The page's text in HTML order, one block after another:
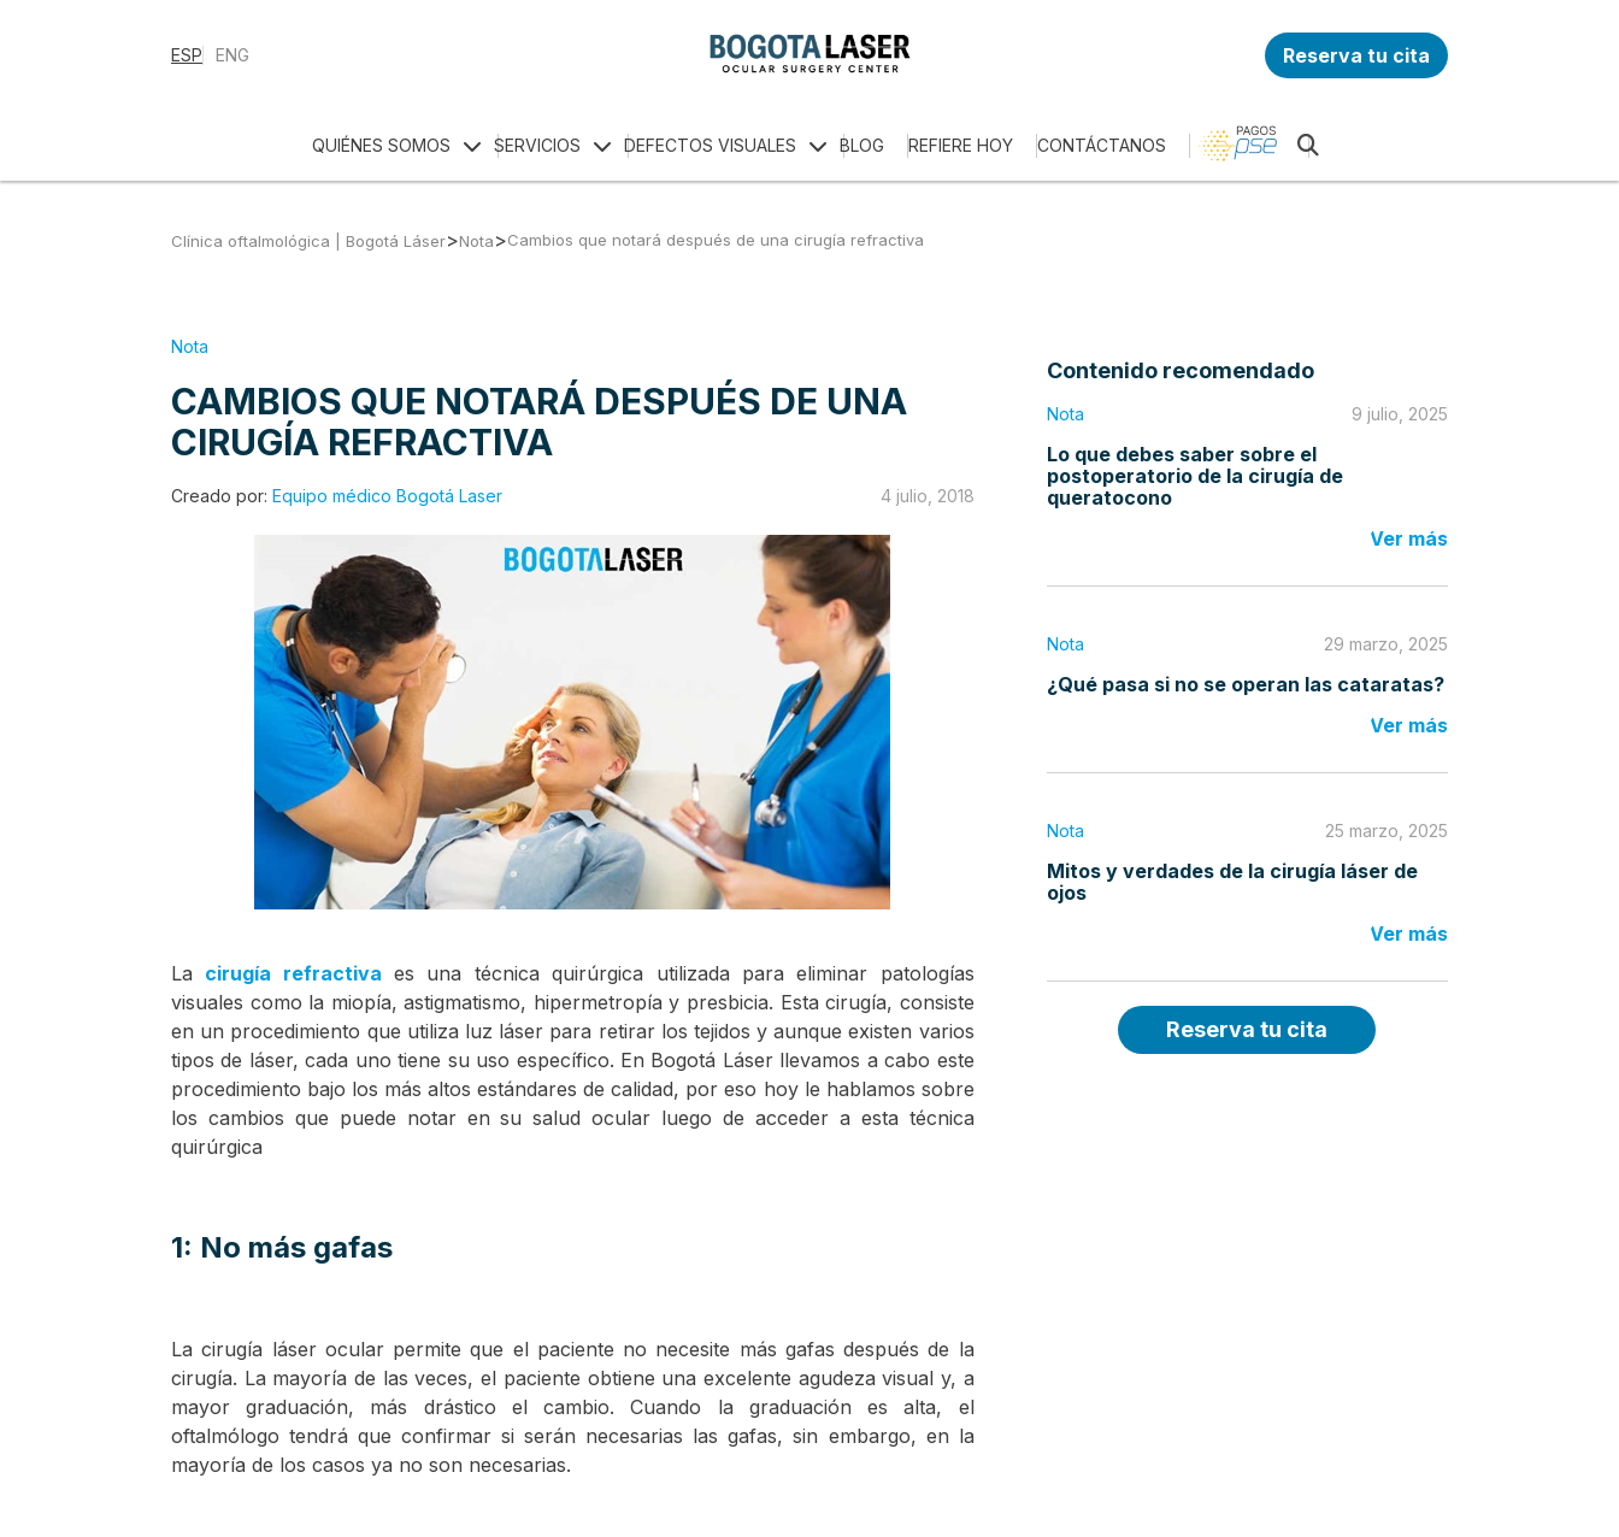
ESP ENG Reserva tu cita
QUIÉNES SOMOS SERVICIOS DEFECTOS VISUALES BLOG REFIERE HOY CONTÁCTANOS
Clínica oftalmológica | Bogotá Láser>Nota>Cambios que notará después de una cirugía refractiva
Nota
CAMBIOS QUE NOTARÁ DESPUÉS DE UNA
CIRUGÍA REFRACTIVA
Creado por: Equipo médico Bogotá Laser 4 julio, 2018
La cirugía refractiva es una técnica quirúrgica utilizada para eliminar patologías
visuales como la miopía, astigmatismo, hipermetropía y presbicia. Esta cirugía, consiste
en un procedimiento que utiliza luz láser para retirar los tejidos y aunque existen varios
tipos de láser, cada uno tiene su uso específico. En Bogotá Láser llevamos a cabo este
procedimiento bajo los más altos estándares de calidad, por eso hoy le hablamos sobre
los cambios que puede notar en su salud ocular luego de acceder a esta técnica
quirúrgica
1: No más gafas
La cirugía láser ocular permite que el paciente no necesite más gafas después de la
cirugía. La mayoría de las veces, el paciente obtiene una excelente agudeza visual y, a
mayor graduación, más drástico el cambio. Cuando la graduación es alta, el
oftalmólogo tendrá que confirmar si serán necesarias las gafas, sin embargo, en la
mayoría de los casos ya no son necesarias.
Contenido recomendado
Nota 9 julio, 2025
Lo que debes saber sobre el
postoperatorio de la cirugía de
queratocono
Ver más
Nota 29 marzo, 2025
¿Qué pasa si no se operan las cataratas?
Ver más
Nota 25 marzo, 2025
Mitos y verdades de la cirugía láser de
ojos
Ver más
Reserva tu cita